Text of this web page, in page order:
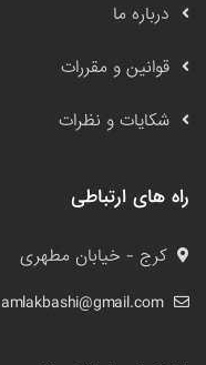
درباره ما
قوانین و مقررات
شکایات و نظرات
راه های ارتباطی
کرج - خیابان مطهری
amlakbashi@gmail.com